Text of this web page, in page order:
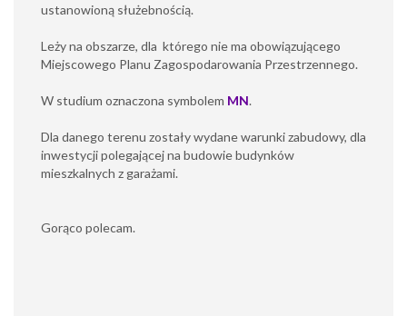
ustanowioną służebnością.
Leży na obszarze, dla którego nie ma obowiązującego
Miejscowego Planu Zagospodarowania Przestrzennego.
W studium oznaczona symbolem MN.
Dla danego terenu zostały wydane warunki zabudowy, dla
inwestycji polegającej na budowie budynków
mieszkalnych z garażami.
Gorąco polecam.